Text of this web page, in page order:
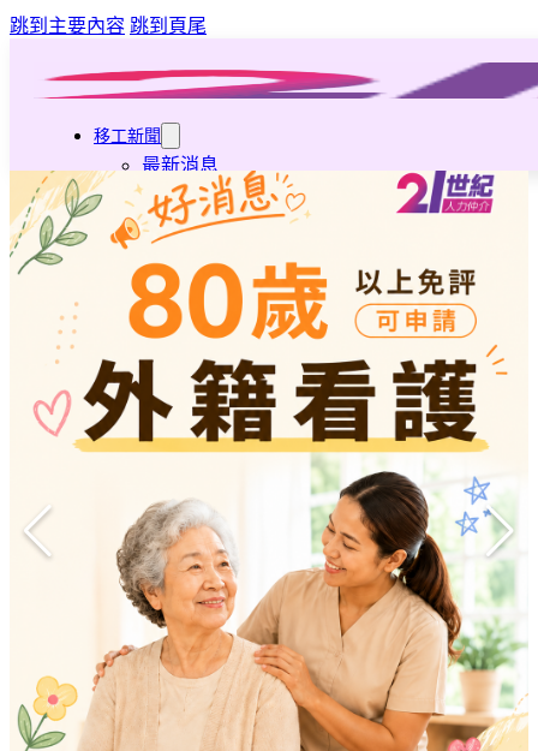
跳到主要內容 跳到頁尾
移工新聞
最新消息
營造業移工重點新聞
旅宿業專題報導
傳統產業文章專區
外籍看護文章專區
懶人包｜廢棄物處理與回收業
申請專區
家庭幫傭
家庭看護
機構看護
製造業移工
白領專業移工
農業移工
營造業移工
餐飲旅宿-實習生專區
巴氏量表
「3分鐘」巴氏量表評估
巴氏量表是什麼?
多元免評